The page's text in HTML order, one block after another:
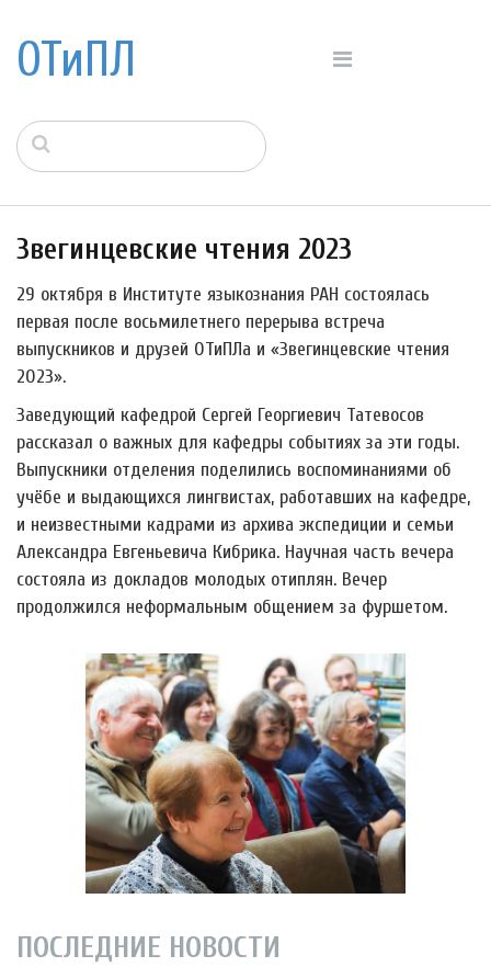
ОТиПЛ
Звегинцевские чтения 2023
29 октября в Институте языкознания РАН состоялась
первая после восьмилетнего перерыва встреча
выпускников и друзей ОТиПЛа и «Звегинцевские чтения
2023».
Заведующий кафедрой Сергей Георгиевич Татевосов
рассказал о важных для кафедры событиях за эти годы.
Выпускники отделения поделились воспоминаниями об
учёбе и выдающихся лингвистах, работавших на кафедре,
и неизвестными кадрами из архива экспедиции и семьи
Александра Евгеньевича Кибрика. Научная часть вечера
состояла из докладов молодых отиплян. Вечер
продолжился неформальным общением за фуршетом.
ПОСЛЕДНИЕ НОВОСТИ